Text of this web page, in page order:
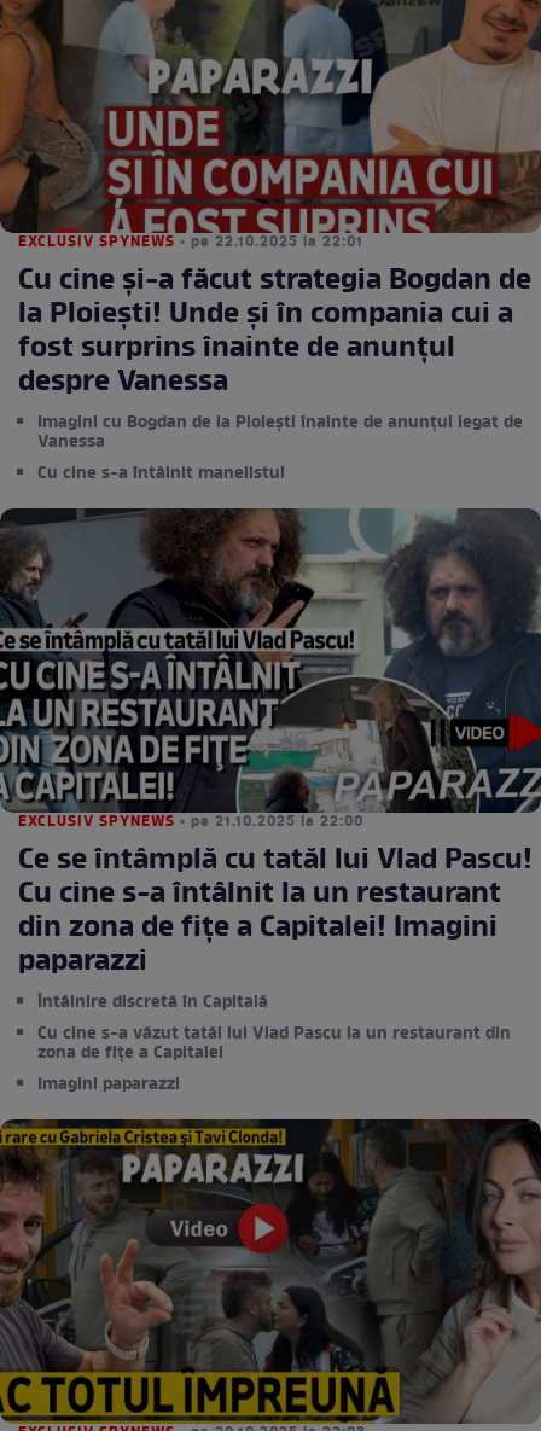
EXCLUSIV SPYNEWS • pe 22.10.2025 la 22:01
Cu cine și-a făcut strategia Bogdan de
la Ploiești! Unde și în compania cui a
fost surprins înainte de anunțul
despre Vanessa
Imagini cu Bogdan de la Ploiești înainte de anunțul legat de
Vanessa
Cu cine s-a întâlnit manelistul
EXCLUSIV SPYNEWS • pe 21.10.2025 la 22:00
Ce se întâmplă cu tatăl lui Vlad Pascu!
Cu cine s-a întâlnit la un restaurant
din zona de fiţe a Capitalei! Imagini
paparazzi
Întâlnire discretă în Capitală
Cu cine s-a văzut tatăl lui Vlad Pascu la un restaurant din
zona de fiţe a Capitalei
Imagini paparazzi